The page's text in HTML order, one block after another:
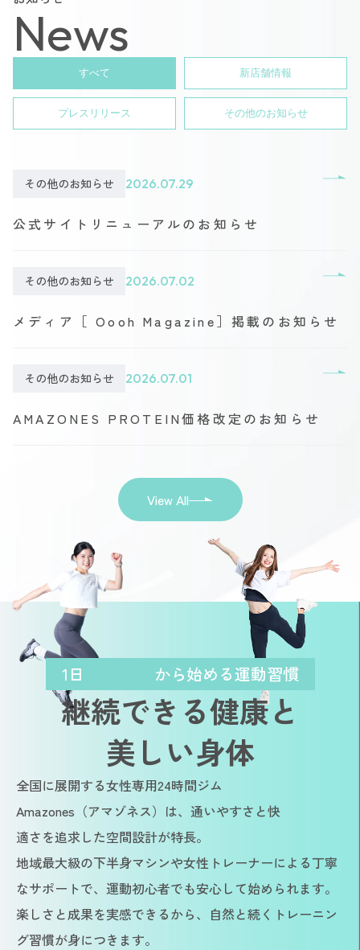
News
すべて 新店舗情報
プレスリリース その他のお知らせ
その他のお知らせ 2026.07.29
公式サイトリニューアルのお知らせ
その他のお知らせ 2026.07.02
メディア［ Oooh Magazine］掲載のお知らせ
その他のお知らせ 2026.07.01
AMAZONES PROTEIN価格改定のお知らせ
View All
1日 から始める運動習慣
継続できる健康と
美しい身体
全国に展開する女性専用24時間ジム
Amazones（アマゾネス）は、通いやすさと快
適さを追求した空間設計が特長。
地域最大級の下半身マシンや女性トレーナーによる丁寧
なサポートで、運動初心者でも安心して始められます。
楽しさと成果を実感できるから、自然と続くトレーニン
グ習慣が身につきます。